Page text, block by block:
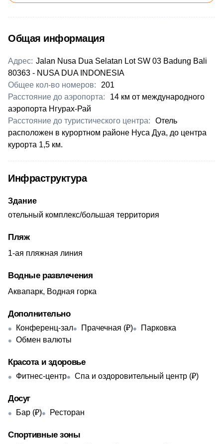
Общая информация
Адрес: Jalan Nusa Dua Selatan Lot SW 03 Badung Bali
80363 - NUSA DUA INDONESIA
Общее кол-во номеров:
201
Расстояние до аэропорта:
14 км от международного
аэропорта Нгурах-Рай
Расстояние до туристического центра:
Отель
расположен в курортном районе Нуса Дуа, до центра
курорта 1,5 км.
Инфраструктура
Здание
отельный комплекс/большая территория
Пляж
1-ая пляжная линия
Водные развлечения
Аквапарк, Водная горка
Дополнительно
Конференц-зал Прачечная (₽)
Парковка
Обмен валюты
Красота и здоровье
Фитнес-центр Спа и оздоровительный центр (₽)
Досуг
Бар (₽) Ресторан
Спортивные зоны